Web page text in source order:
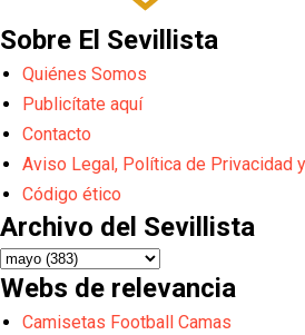
Sobre El Sevillista
Quiénes Somos
Publicítate aquí
Contacto
Aviso Legal, Política de Privacidad
Código ético
Archivo del Sevillista
Webs de relevancia
Camisetas Football Camas